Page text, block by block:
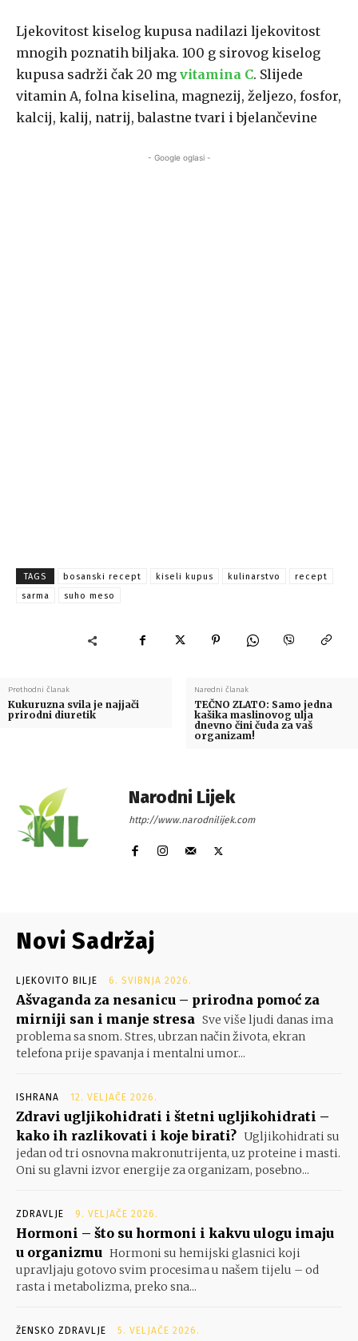
Ljekovitost kiselog kupusa nadilazi ljekovitost
mnogih poznatih biljaka. 100 g sirovog kiselog
kupusa sadrži čak 20 mg vitamina C. Slijede
vitamin A, folna kiselina, magnezij, željezo, fosfor,
kalcij, kalij, natrij, balastne tvari i bjelančevine
- Google oglasi -
TAGS bosanski recept kiseli kupus kulinarstvo
recept
sarma
suho meso
Prethodni članak
Kukuruzna svila je najjači
prirodni diuretik
Naredni članak
TEČNO ZLATO: Samo jedna
kašika maslinovog ulja
dnevno čini čuda za vaš
organizam!
Narodni Lijek
http://www.narodnilijek.com
Novi Sadržaj
LJEKOVITO BILJE 6. SVIBNJA 2026.
Ašvaganda za nesanicu – prirodna pomoć za
mirniji san i manje stresa Sve više ljudi danas ima
problema sa snom. Stres, ubrzan način života, ekran
telefona prije spavanja i mentalni umor...
ISHRANA 12. VELJAČE 2026.
Zdravi ugljikohidrati i štetni ugljikohidrati –
kako ih razlikovati i koje birati? Ugljikohidrati su
jedan od tri osnovna makronutrijenta, uz proteine i masti.
Oni su glavni izvor energije za organizam, posebno...
ZDRAVLJE 9. VELJAČE 2026.
Hormoni – što su hormoni i kakvu ulogu imaju
u organizmu Hormoni su hemijski glasnici koji
upravljaju gotovo svim procesima u našem tijelu – od
rasta i metabolizma, preko sna...
ŽENSKO ZDRAVLJE 5. VELJAČE 2026.